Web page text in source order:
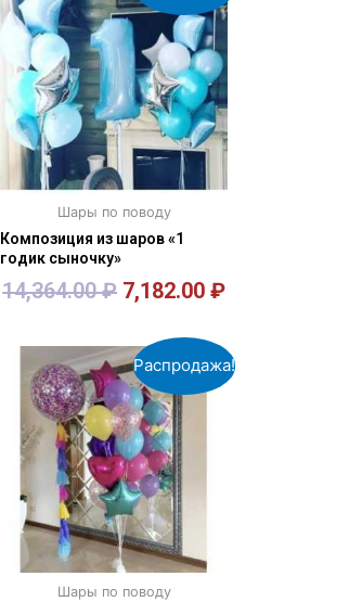
Шары по поводу
Композиция из шаров «1
годик сыночку»
14,364.00₽ 7,182.00₽
Распродажа!
Шары по поводу